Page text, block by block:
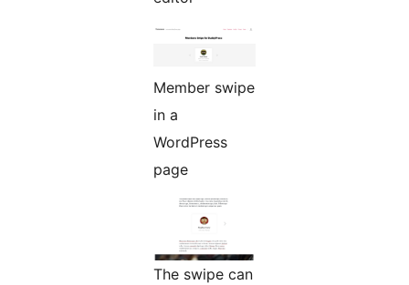
Member swipe
in a
WordPress
page
The swipe can